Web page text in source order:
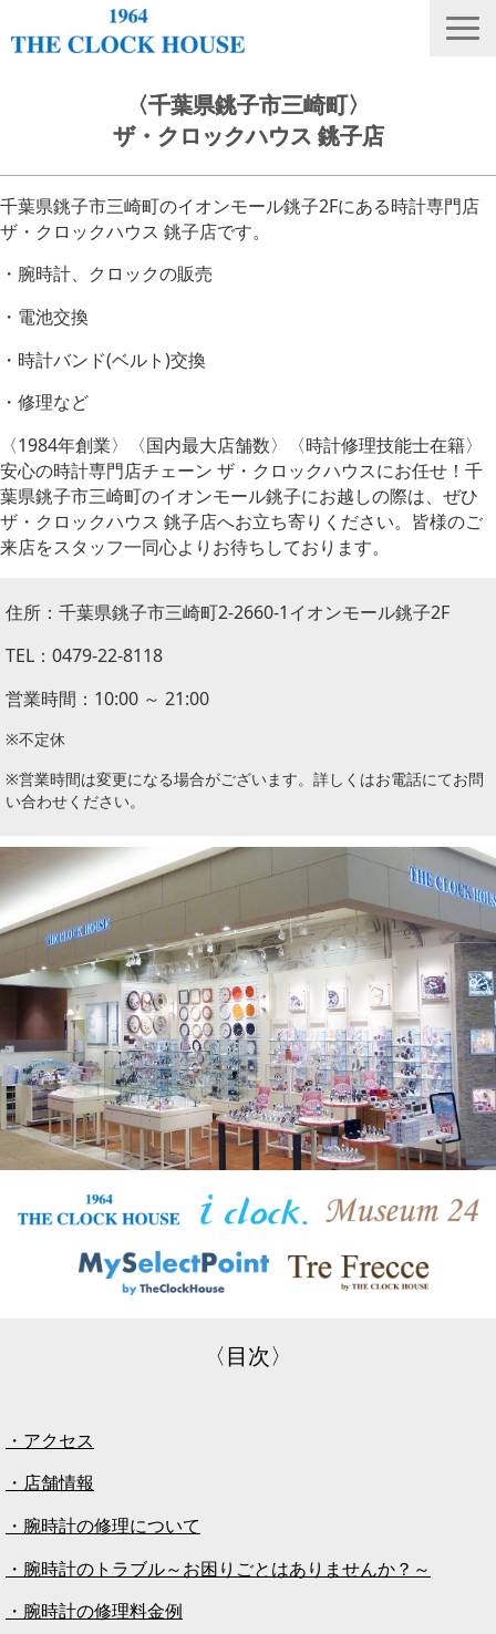
THE CLOCK HOUSE オリジナルウォッチ
ランキング
修理・電池交換
〈千葉県銚子市三崎町〉
ザ・クロックハウス 銚子店
千葉県銚子市三崎町のイオンモール銚子2Fにある時計専門店
ザ・クロックハウス 銚子店です。
・腕時計、クロックの販売
・電池交換
・時計バンド(ベルト)交換
・修理など
〈1984年創業〉〈国内最大店舗数〉〈時計修理技能士在籍〉
安心の時計専門店チェーン ザ・クロックハウスにお任せ！千
葉県銚子市三崎町のイオンモール銚子にお越しの際は、ぜひ
ザ・クロックハウス 銚子店へお立ち寄りください。皆様のご
来店をスタッフ一同心よりお待ちしております。
住所：千葉県銚子市三崎町2-2660-1イオンモール銚子2F
TEL：0479-22-8118
営業時間：10:00 ～ 21:00
※不定休
※営業時間は変更になる場合がございます。詳しくはお電話にてお問
い合わせください。
〈目次〉
・アクセス
・店舗情報
・腕時計の修理について
・腕時計のトラブル～お困りごとはありませんか？～
・腕時計の修理料金例